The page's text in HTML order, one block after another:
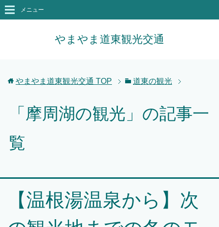
やまやま道東観光交通
メニュー
やまやま道東観光交通 TOP 道東の観光
「摩周湖の観光」の記事一
覧
【温根湯温泉から】次